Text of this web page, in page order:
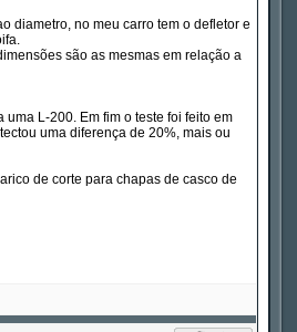
diametro, no meu carro tem o defletor e
são as mesmas em relação a
L-200. Em fim o teste foi feito em
uma diferença de 20%, mais ou
de corte para chapas de casco de